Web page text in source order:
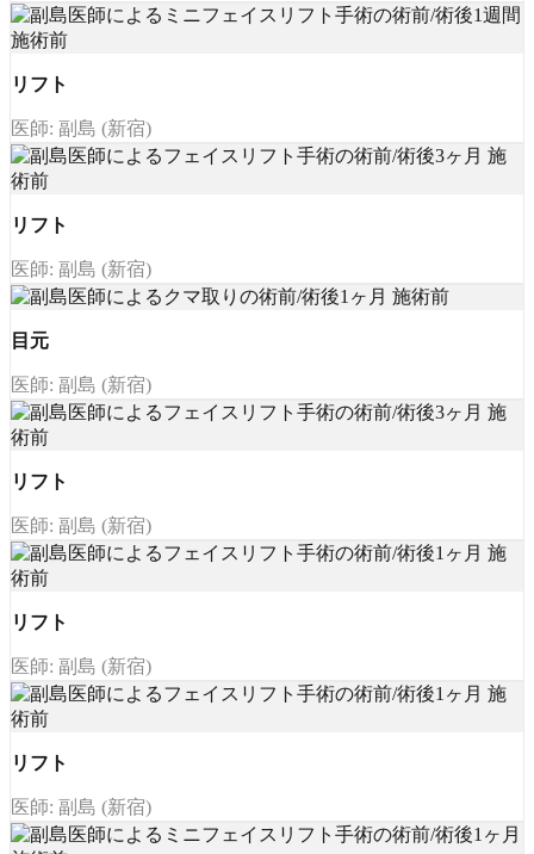
リフト
医師: 副島 (新宿)
リフト
医師: 副島 (新宿)
目元
医師: 副島 (新宿)
リフト
医師: 副島 (新宿)
リフト
医師: 副島 (新宿)
リフト
医師: 副島 (新宿)